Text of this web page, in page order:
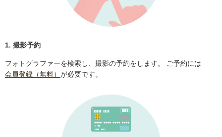
1. 撮影予約
フォトグラファーを検索し、撮影の予約をします。 ご予約には
会員登録（無料） が必要です。